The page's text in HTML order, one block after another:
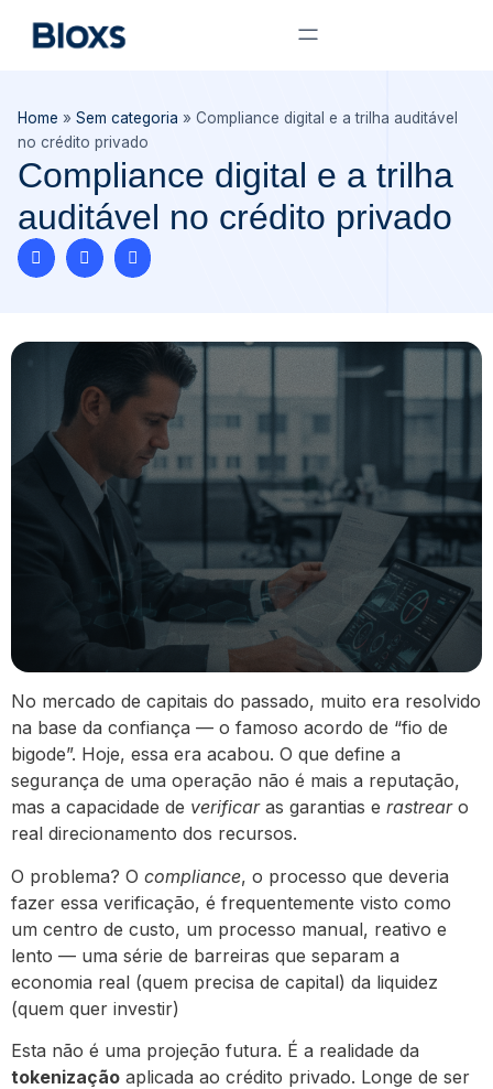
Home » Sem categoria » Compliance digital e a trilha auditável
no crédito privado
Compliance digital e a trilha
auditável no crédito privado
No mercado de capitais do passado, muito era resolvido
na base da confiança — o famoso acordo de “fio de
bigode”. Hoje, essa era acabou. O que define a
segurança de uma operação não é mais a reputação,
mas a capacidade de verificaras garantias e rastrearo
real direcionamento dos recursos.
O problema? O compliance, o processo que deveria
fazer essa verificação, é frequentemente visto como
um centro de custo, um processo manual, reativo e
lento — uma série de barreiras que separam a
economia real (quem precisa de capital) da liquidez
(quem quer investir)
Esta não é uma projeção futura. É a realidade da
tokenização aplicada ao crédito privado. Longe de ser